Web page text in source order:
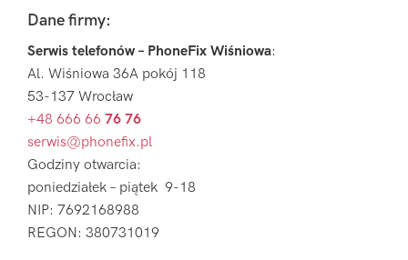
FooterDane firmy:
Serwis telefonów – PhoneFix Wiśniowa:
Al. Wiśniowa 36A pokój 118
53-137 Wrocław
+48 666 66 76 76
serwis@phonefix.pl
Godziny otwarcia:
poniedziałek – piątek 9-18
NIP: 7692168988
REGON: 380731019